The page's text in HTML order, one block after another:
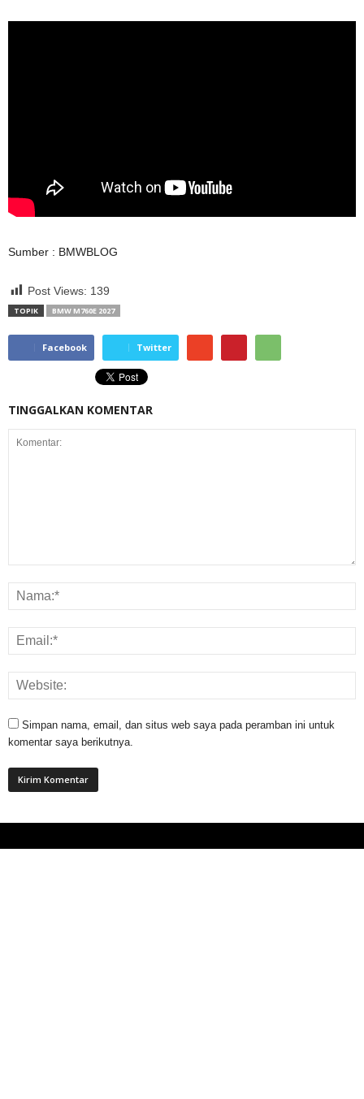
Sumber : BMWBLOG
Post Views: 139
TOPIK BMW M760E 2027
Facebook Twitter
TINGGALKAN KOMENTAR
Simpan nama, email, dan situs web saya pada peramban ini untuk
komentar saya berikutnya.